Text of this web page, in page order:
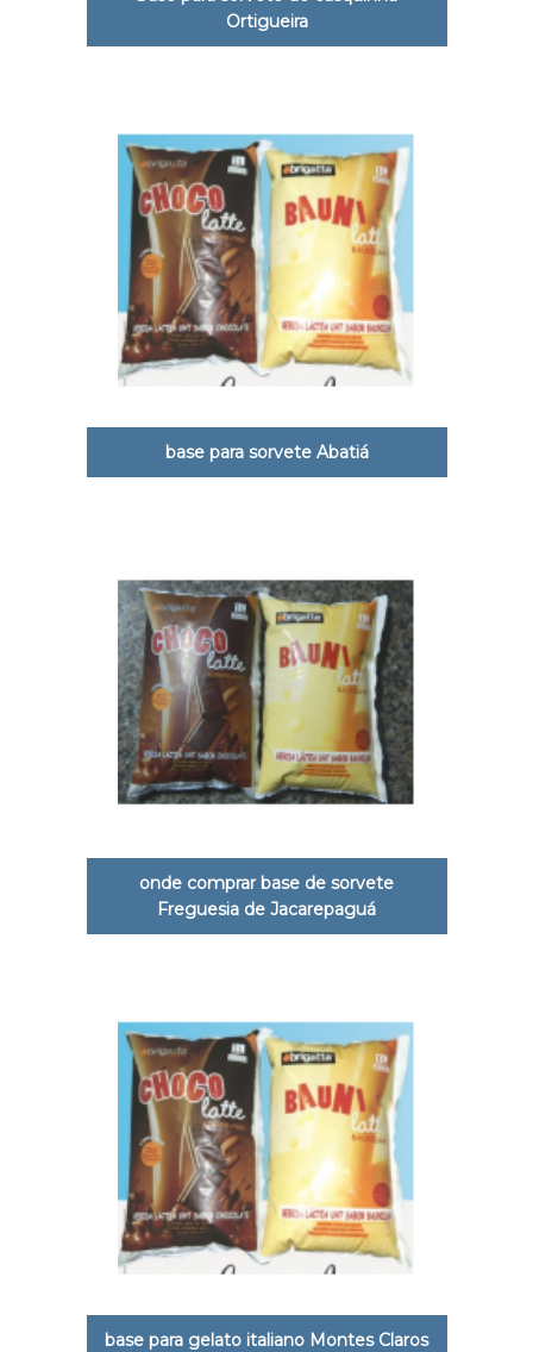
Ortigueira
base para sorvete Abatiá
onde comprar base de sorvete
Freguesia de Jacarepaguá
base para gelato italiano Montes Claros